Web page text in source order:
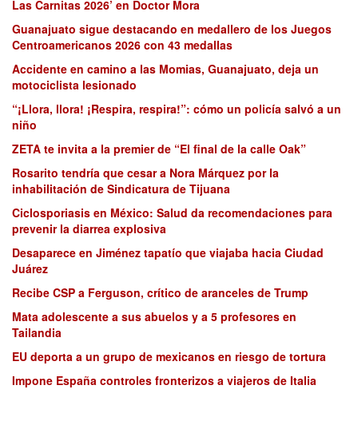
Las Carnitas 2026’ en Doctor Mora
Guanajuato sigue destacando en medallero de los Juegos
Centroamericanos 2026 con 43 medallas
Accidente en camino a las Momias, Guanajuato, deja un
motociclista lesionado
“¡Llora, llora! ¡Respira, respira!”: cómo un policía salvó a un
niño
ZETA te invita a la premier de “El final de la calle Oak”
Rosarito tendría que cesar a Nora Márquez por la
inhabilitación de Sindicatura de Tijuana
Ciclosporiasis en México: Salud da recomendaciones para
prevenir la diarrea explosiva
Desaparece en Jiménez tapatío que viajaba hacia Ciudad
Juárez
Recibe CSP a Ferguson, crítico de aranceles de Trump
Mata adolescente a sus abuelos y a 5 profesores en
Tailandia
EU deporta a un grupo de mexicanos en riesgo de tortura
Impone España controles fronterizos a viajeros de Italia